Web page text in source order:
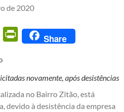
de 2020
Email PrintFriendly
Share
novamente, após desistências
no Bairro Zitão, está
devido à desistência da empresa